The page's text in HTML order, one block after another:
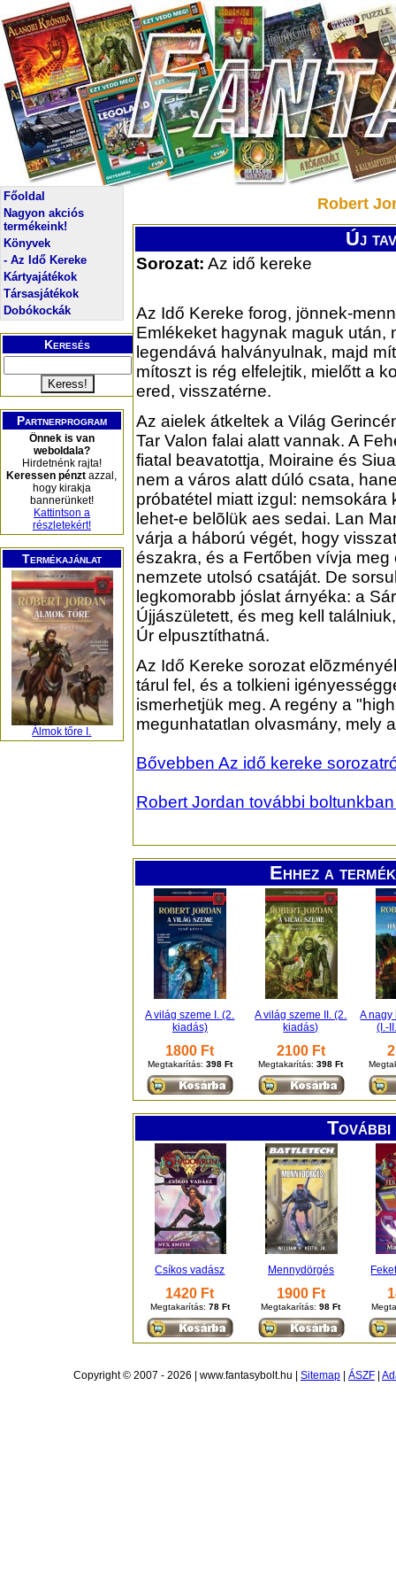
Főoldal
Nagyon akciós
termékeink!
Könyvek
- Az Idő Kereke
Kártyajátékok
Társasjátékok
Dobókockák
Keresés
Partnerprogram
Önnek is van
weboldala?
Hirdetnénk rajta!
Keressen pénzt azzal,
hogy kirakja
bannerünket!
Kattintson a
részletekért!
Termékajánlat
Álmok tőre I.
Robert
Új
Sorozat: Az idő kereke
Az Idő Kereke forog, jönnek-
Emlékeket hagynak maguk után,
legendává halványulnak, majd
mítoszt is rég elfelejtik, mielőtt a
ered, visszatérne.
Az aielek átkeltek a Világ
Tar Valon falai alatt vannak. A
fiatal beavatottja, Moiraine és
nem a város alatt dúló csata,
próbatétel miatt izgul: nemsokára
lehet-e belõlük aes sedai. Lan
várja a háború végét, hogy
északra, és a Fertőben vívja meg
nemzete utolsó csatáját. De
legkomorabb jóslat árnyéka: a
Újjászületett, és meg kell
Úr elpusztíthatná.
Az Idő Kereke sorozat
tárul fel, és a tolkieni
ismerhetjük meg. A regény a
megunhatatlan olvasmány, mely
Bővebben Az idő kereke
Robert Jordan további
Ehhez a
A világ szeme I. (2.
kiadás)
A világ szeme II. (2.
kiadás)
A
(I.-
1800 Ft
Megtakarítás: 398 Ft
2100 Ft
Megtakarítás:398 Ft
Csíkos vadász Mennydörgés
1420 Ft
Megtakarítás: 78 Ft
1900 Ft
Megtakarítás:98 Ft
Copyright © 2007 - 2026 | www.fantasybolt.hu | Sitemap ÁSZF